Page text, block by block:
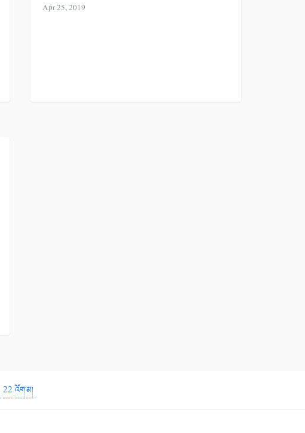
Apr 25, 2019
22འོག་མ།